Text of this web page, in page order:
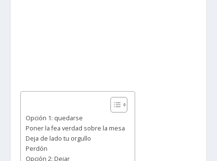
Opción 1: quedarse
Poner la fea verdad sobre la mesa
Deja de lado tu orgullo
Perdón
Opción 2: Dejar